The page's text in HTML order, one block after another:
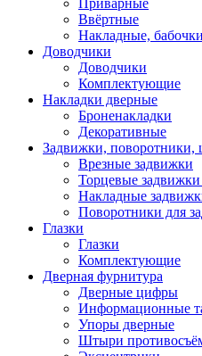
Приварные
Ввёртные
Накладные, бабочки
Доводчики
Доводчики
Комплектующие
Накладки дверные
Броненакладки
Декоративные
Задвижки, поворотники,
Врезные задвижки
Торцевые
Накладные
Поворотники для
Глазки
Глазки
Комплектующие
Дверная фурнитура
Дверные цифры
Информационные
Упоры дверные
Штыри